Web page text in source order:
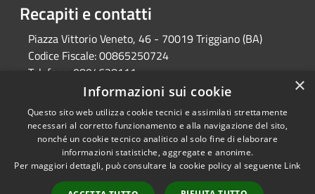
Recapiti e contatti
Piazza Vittorio Veneto, 46 - 70019 Triggiano (BA)
Codice Fiscale:00865250724
Telefono: 0804628111
protocollo@pec.comune.triggiano.ba.it
Accessibilità
Privacy
Copyright © 2026 • Comune di
Triggiano • Powered by
Municipium Accesso
×
Informazioni sui cookie
Questo sito web utilizza cookie tecnici e assimilati strettamente
necessari al corretto funzionamento e alla navigazione del sito,
nonché un cookie tecnico analitico al solo fine di elaborare
informazioni statistiche, aggregate e anonime.
Per maggiori dettagli, può consultare la cookie policy al seguente Link